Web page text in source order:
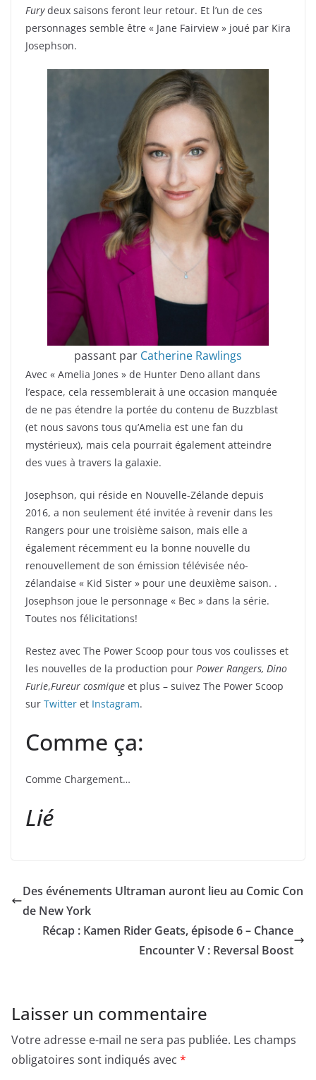
Furydeux saisons feront leur retour. Et l’un de ces
personnages semble être « Jane Fairview » joué par Kira
Josephson.
passant par Catherine Rawlings
Avec « Amelia Jones » de Hunter Deno allant dans
l’espace, cela ressemblerait à une occasion manquée
de ne pas étendre la portée du contenu de Buzzblast
(et nous savons tous qu’Amelia est une fan du
mystérieux), mais cela pourrait également atteindre
des vues à travers la galaxie.
Josephson, qui réside en Nouvelle-Zélande depuis
2016, a non seulement été invitée à revenir dans les
Rangers pour une troisième saison, mais elle a
également récemment eu la bonne nouvelle du
renouvellement de son émission télévisée néo-
zélandaise « Kid Sister » pour une deuxième saison. .
Josephson joue le personnage « Bec » dans la série.
Toutes nos félicitations!
Restez avec The Power Scoop pour tous vos coulisses et
les nouvelles de la production pour Power Rangers, Dino
Furie,Fureur cosmique et plus – suivez The Power Scoop
sur Twitter et Instagram.
Comme ça:
Comme Chargement…
Lié
Des événements Ultraman auront lieu au Comic Con
de New York
Récap : Kamen Rider Geats, épisode 6 – Chance
Encounter V : Reversal Boost
Laisser un commentaire
Votre adresse e-mail ne sera pas publiée. Les champs
obligatoires sont indiqués avec *